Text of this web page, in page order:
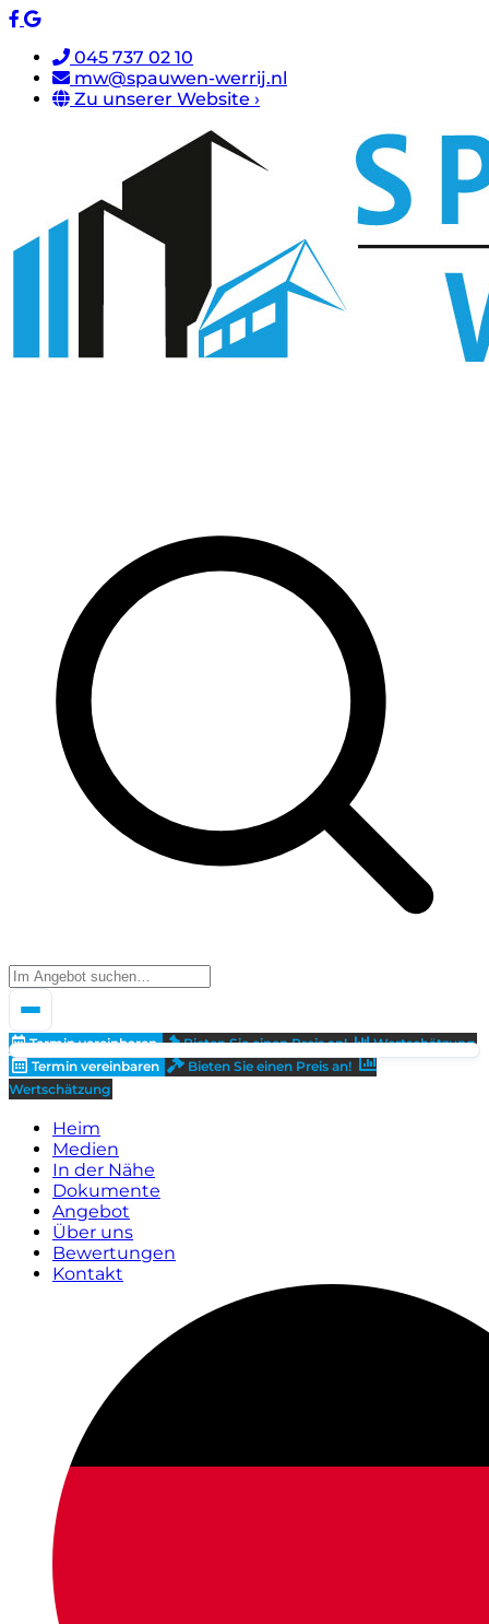
045 737 02 10
mw@spauwen-werrij.nl
Zu unserer Website ›
Termin vereinbaren Bieten Sie einen Preis an!
Wertschätzung
Termin vereinbaren
Bieten Sie einen Preis an!
Wertschätzung
Heim
Medien
In der Nähe
Dokumente
Angebot
Über uns
Bewertungen
Kontakt